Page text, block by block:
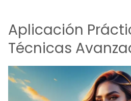
Aplicación
Técnicas